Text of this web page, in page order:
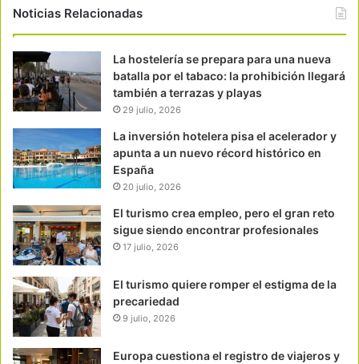
Noticias Relacionadas
La hostelería se prepara para una nueva
batalla por el tabaco: la prohibición llegará
también a terrazas y playas
29 julio, 2026
La inversión hotelera pisa el acelerador y
apunta a un nuevo récord histórico en
España
20 julio, 2026
El turismo crea empleo, pero el gran reto
sigue siendo encontrar profesionales
17 julio, 2026
El turismo quiere romper el estigma de la
precariedad
9 julio, 2026
Europa cuestiona el registro de viajeros y